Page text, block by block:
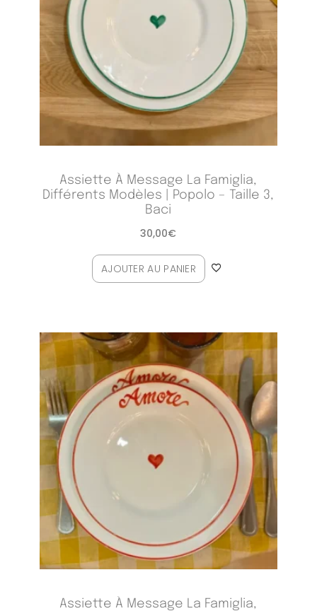
Assiette À Message La Famiglia,
Différents Modèles | Popolo – Taille 3,
Baci
30,00€
AJOUTER AU PANIER
Assiette À Message La Famiglia,